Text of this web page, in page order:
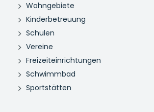
Wohngebiete
Kinderbetreuung
Schulen
Vereine
Freizeiteinrichtungen
Schwimmbad
Sportstätten